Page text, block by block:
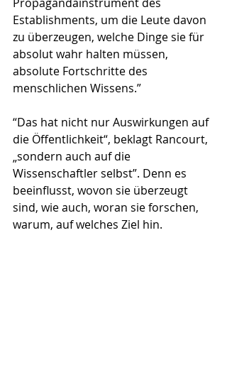
Establishments, um die Leute davon
zu überzeugen, welche Dinge sie für
absolut wahr halten müssen,
absolute Fortschritte des
menschlichen Wissens.”
“Das hat nicht nur Auswirkungen auf
die Öffentlichkeit“, beklagt Rancourt,
„sondern auch auf die
Wissenschaftler selbst”. Denn es
beeinflusst, wovon sie überzeugt
sind, wie auch, woran sie forschen,
warum, auf welches Ziel hin.